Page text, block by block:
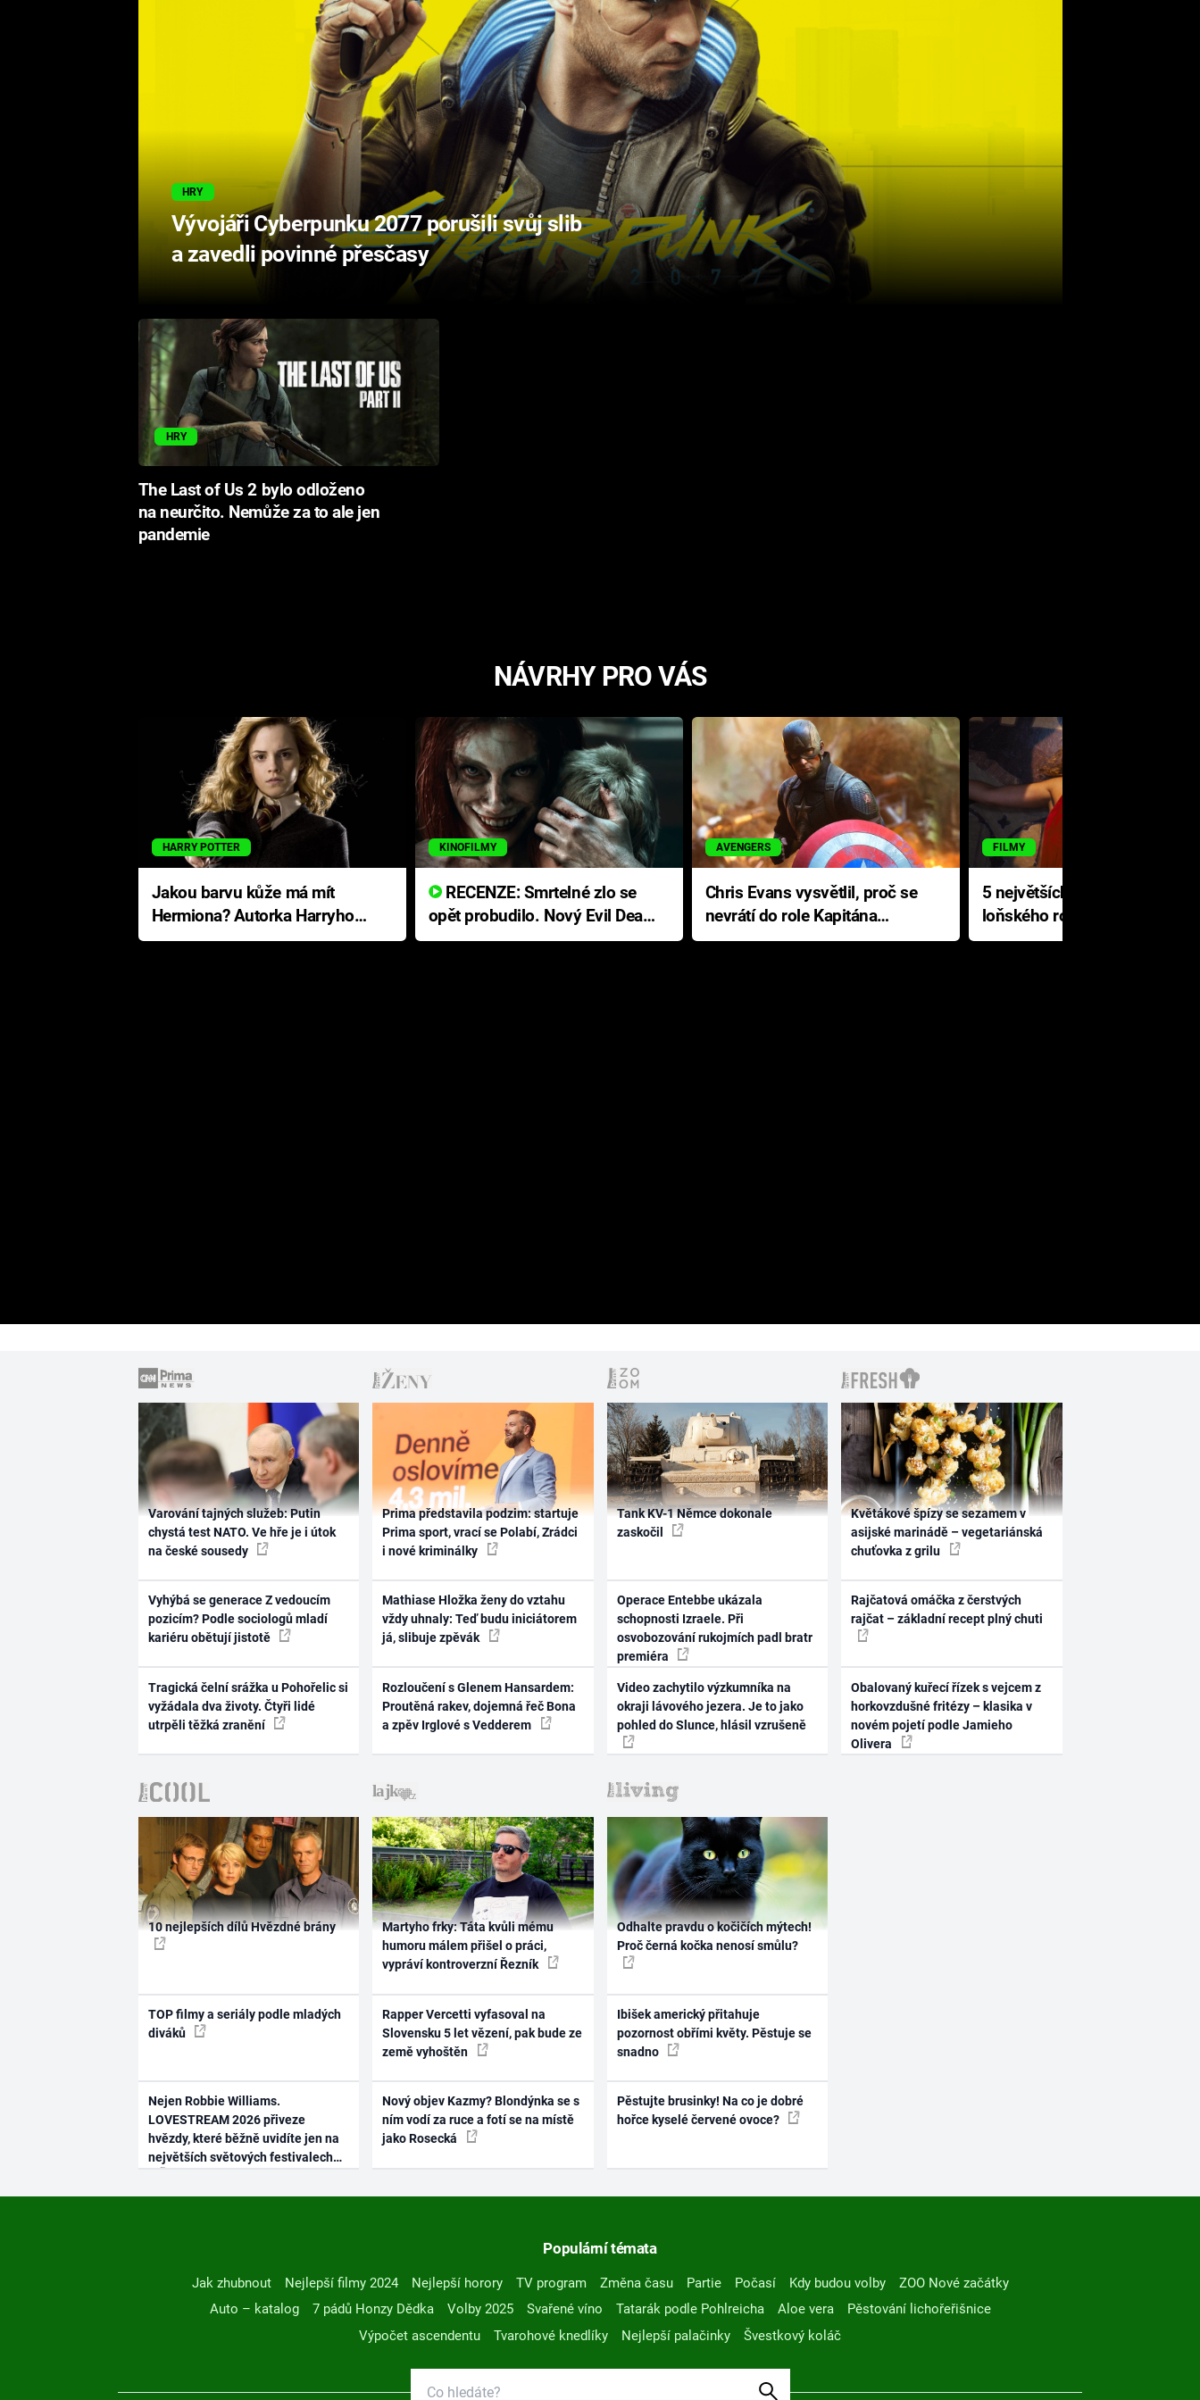
HRY
Vývojáři Cyberpunku 2077 porušili svůj slib
a zavedli povinné přesčasy
HRY
The Last of Us 2 bylo odloženo
na neurčito. Nemůže za to ale jen
pandemie
NÁVRHY PRO VÁS
HARRY POTTER
Jakou barvu kůže má mít
Hermiona? Autorka Harryho
Pottera přišla s ráznou
KINOFILMY
RECENZE: Smrtelné zlo se
opět probudilo. Nový Evil Dead
přichází s neodolatelnou
AVENGERS
Chris Evans vysvětlil, proč se
nevrátí do role Kapitána
Ameriky
FILMY
5 největších propadáků
loňského roku: Disney na
jediné katastrofě prodělal 200
Varování tajných služeb: Putin
chystá test NATO. Ve hře je i útok
na české sousedy
Vyhýbá se generace Z vedoucím
pozicím? Podle sociologů mladí
kariéru obětují jistotě
Tragická čelní srážka u Pohořelic si
vyžádala dva životy. Čtyři lidé
utrpěli těžká zranění
Prima představila podzim: startuje
Prima sport, vrací se Polabí, Zrádci
i nové kriminálky
Mathiase Hložka ženy do vztahu
vždy uhnaly: Teď budu iniciátorem
já, slibuje zpěvák
Rozloučení s Glenem Hansardem:
Proutěná rakev, dojemná řeč Bona
a zpěv Irglové s Vedderem
Tank KV-1 Němce dokonale
zaskočil
Operace Entebbe ukázala
schopnosti Izraele. Při
osvobozování rukojmích padl bratr
premiéra
Video zachytilo výzkumníka na
okraji lávového jezera. Je to jako
pohled do Slunce, hlásil vzrušeně
Květákové špízy se sezamem v
asijské marinádě – vegetariánská
chuťovka z grilu
Rajčatová omáčka z čerstvých
rajčat – základní recept plný chuti
Obalovaný kuřecí řízek s vejcem z
horkovzdušné fritézy – klasika v
novém pojetí podle Jamieho
Olivera
10 nejlepších dílů Hvězdné brány
TOP filmy a seriály podle mladých
diváků
Nejen Robbie Williams.
LOVESTREAM 2026 přiveze
hvězdy, které běžně uvidíte jen na
největších světových festivalech
Martyho frky: Táta kvůli mému
humoru málem přišel o práci,
vypráví kontroverzní Řezník
Rapper Vercetti vyfasoval na
Slovensku 5 let vězení, pak bude ze
země vyhoštěn
Nový objev Kazmy? Blondýnka se s
ním vodí za ruce a fotí se na místě
jako Rosecká
Odhalte pravdu o kočičích mýtech!
Proč černá kočka nenosí smůlu?
Ibišek americký přitahuje
pozornost obřími květy. Pěstuje se
snadno
Pěstujte brusinky! Na co je dobré
hořce kyselé červené ovoce?
Populární témata
Jak zhubnout Nejlepší filmy 2024 Nejlepší horory TV program Změna času Partie Počasí Kdy budou volby
ZOO Nové začátky
Auto – katalog
7 pádů Honzy Dědka Volby 2025 Svařené víno Tatarák podle Pohlreicha Aloe vera
Pěstování lichořeřišnice
Výpočet ascendentu
Tvarohové knedlíky Nejlepší palačinky Švestkový koláč